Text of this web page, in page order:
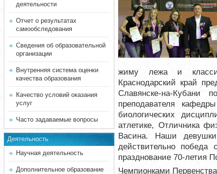
деятельности
Отчет о результатах
самообследования
Сведения об образовательной
организации
Внутренняя система оценки
качества образования
Качество условий оказания
услуг
Часто задаваемые вопросы
Деятельность
Научная деятельность
Дополнительное образование
жиму лежа и
Краснодарский край
Славянске-на-Кубани
преподавателя
биологических
атлетике, Отличника
Васина. Наши
действительно
празднование 70-летия
Чемпионками